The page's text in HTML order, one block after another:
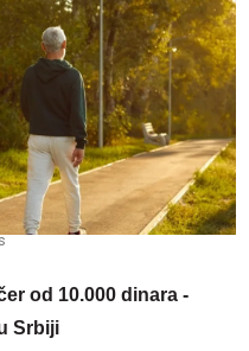
od 10.000 dinara -
Srbiji